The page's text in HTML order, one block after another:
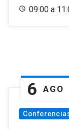
09:00 a
6 AGO